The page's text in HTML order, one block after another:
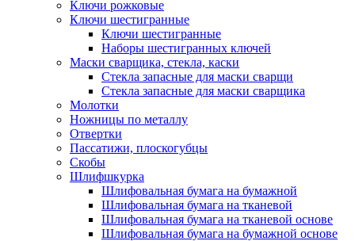
Ключи рожковые
Ключи шестигранные
Ключи шестигранные
Наборы шестигранных ключей
Маски сварщика, стекла, каски
Стекла запасные для маски сварщи
Стекла запасные для маски сварщика
Молотки
Ножницы по металлу
Отвертки
Пассатижи, плоскогубцы
Скобы
Шлифшкурка
Шлифовальная бумага на бумажной
Шлифовальная бумага на тканевой
Шлифовальная бумага на тканевой основе
Шлифовальная бумага на бумажной основе